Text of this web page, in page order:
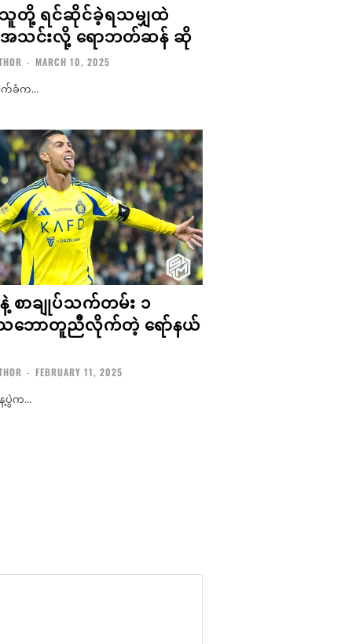
တို့ ရင်ဆိုင်ခဲ့ရသမျှထဲ
အသင်းလို့ ရောဘတ်ဆန် ဆို
- MARCH 10, 2025
ခံက...
စာချုပ်သက်တမ်း ၁
ဘောတူညီလိုက်တဲ့ ရော်နယ်
- FEBRUARY 11, 2025
ပွဲက...